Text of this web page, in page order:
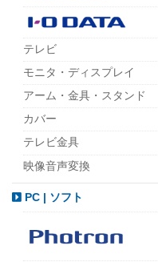
テレビ
モニタ・ディスプレイ
アーム・金具・スタンド
カバー
テレビ金具
映像音声変換
PC | ソフト